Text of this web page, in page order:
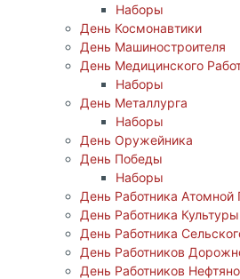
Наборы
День Космонавтики
День Машиностроителя
День Медицинского
Наборы
День Металлурга
Наборы
День Оружейника
День Победы
Наборы
День Работника
День Работника
День Работника
День Работников
День Работников